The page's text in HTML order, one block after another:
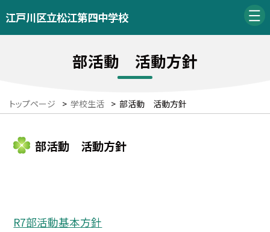
江戸川区立松江第四中学校
部活動 活動方針
トップページ > 学校生活 > 部活動 活動方針
部活動 活動方針
R7部活動基本方針